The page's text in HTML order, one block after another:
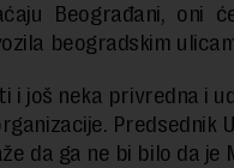
Beograđani, oni
beogradskim
i još neka privredna i
Predsednik
da ga ne bi bilo da je